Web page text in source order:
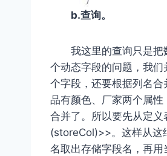
b.查询。
我这里的查询只是
个动态字段的问题，我
个字段，还要根据列名
品有颜色、厂家两个属
合并了。所以要先从定
(storeCol)>>。这样从这
名取出存储字段名，再